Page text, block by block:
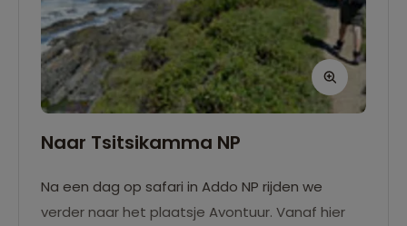
Naar Tsitsikamma NP
Na een dag op safari in Addo NP rijden we
verder naar het plaatsje Avontuur. Vanaf hier